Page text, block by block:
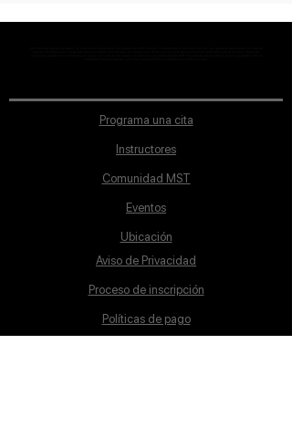
Programa una cita
Instructores
Comunidad MST
Eventos
Ubicación
Aviso de Privacidad
Proceso de inscripción
Políticas de pago